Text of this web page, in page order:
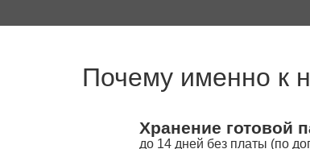
Почему именно к
Хранение готовой
до 14 дней без платы (по